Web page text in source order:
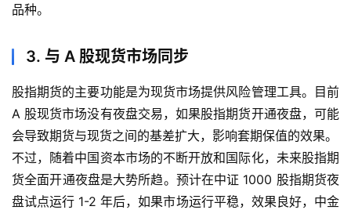
盘
期
货
外
盘
期
货
品种。
3. 与 A 股现货市场同步
股指期货的主要功能是为现货市场提供风险管理工具。目前
A 股现货市场没有夜盘交易，如果股指期货开通夜盘，可能
会导致期货与现货之间的基差扩大，影响套期保值的效果。
不过，随着中国资本市场的不断开放和国际化，未来股指期
货全面开通夜盘是大势所趋。预计在中证 1000 股指期货夜
盘试点运行 1-2 年后，如果市场运行平稳，效果良好，中金